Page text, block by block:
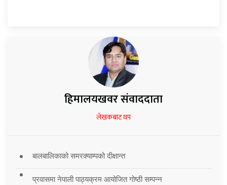
हिमालयखवर संवाददाता
लेखकबाट थप
बालबालिकाको समरक्याम्पको दीक्षान्त
प्रवासमा नेपाली पाठ्यक्रम आयोजित गोष्ठी सम्पन्न